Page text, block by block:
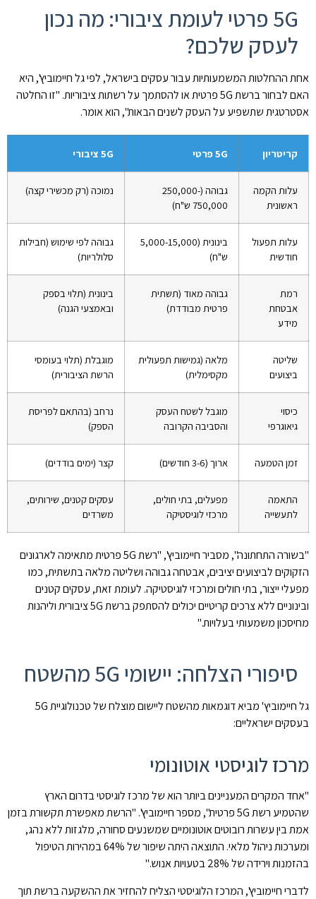
5G פרטי לעומת ציבורי: מה נכון
לעסק שלכם?
אחת ההחלטות המשמעותיות עבור עסקים בישראל, לפי גל חיימוביץ', היא
האם לבחור ברשת 5G פרטית או להסתמך על רשתות ציבוריות. "זו החלטה
אסטרטגית שתשפיע על העסק לשנים הבאות", הוא אומר.
קריטריון 5G פרטי 5G ציבורי
עלות הקמה
ראשונית
גבוהה (250,000-
750,000 ש"ח)
נמוכה (רק מכשירי קצה)
עלות תפעול
חודשית
בינונית (5,000-15,000
ש"ח)
גבוהה לפי שימוש (חבילות
סלולריות)
רמת
אבטחת
מידע
גבוהה מאוד (תשתית
פרטית מבודדת)
בינונית (תלוי בספק
ובאמצעי הגנה)
שליטה
ביצועים
מלאה (גמישות תפעולית
מקסימלית)
מוגבלת (תלוי בעומסי
הרשת הציבורית)
כיסוי
גיאוגרפי
מוגבל לשטח העסק
והסביבה הקרובה
נרחב (בהתאם לפריסת
הספק)
זמן הטמעה ארוך (3-6 חודשים) קצר (ימים בודדים)
התאמה
לתעשייה
מפעלים, בתי חולים,
מרכזי לוגיסטיקה
עסקים קטנים, שירותים,
משרדים
"בשורה התחתונה", מסביר חיימוביץ', "רשת 5G פרטית מתאימה לארגונים
הזקוקים לביצועים יציבים, אבטחה גבוהה ושליטה מלאה בתשתית, כמו
מפעלי ייצור, בתי חולים ומרכזי לוגיסטיקה. לעומת זאת, עסקים קטנים
ובינוניים ללא צרכים קריטיים יכולים להסתפק ברשת 5G ציבורית וליהנות
מחיסכון משמעותי בעלויות."
סיפורי הצלחה: יישומי 5G מהשטח
גל חיימוביץ' מביא דוגמאות מהשטח ליישום מוצלח של טכנולוגיית 5G
בעסקים ישראליים:
מרכז לוגיסטי אוטונומי
"אחד המקרים המעניינים ביותר הוא של מרכז לוגיסטי בדרום הארץ
שהטמיע רשת 5G פרטית", מספר חיימוביץ'. "הרשת מאפשרת תקשורת בזמן
אמת בין עשרות רובוטים אוטונומיים שמשנעים סחורה, מלגזות ללא נהג,
ומערכות ניהול מלאי. התוצאה היתה שיפור של 64% במהירות הטיפול
בהזמנות וירידה של 28% בטעויות אנוש."
לדברי חיימוביץ', המרכז הלוגיסטי הצליח להחזיר את ההשקעה ברשת תוך